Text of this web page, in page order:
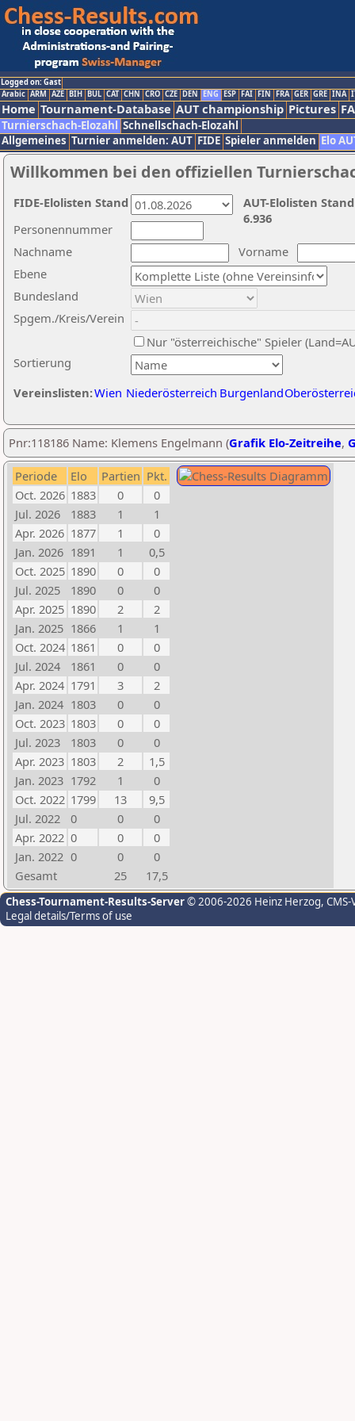
Logged on: Gast
Arabic ARM AZE BIH BUL CAT CHN CRO CZE DEN ENG ESP FAI FIN FRA GER GRE INA
Home Tournament-Database AUT championship Pictures
Turnierschach-Elozahl Schnellschach-Elozahl
Allgemeines Turnier anmelden: AUT FIDE Spieler anmelden Elo
Willkommen bei den offiziellen
Nachname
Vorname
Ebene
Sortierung
Personennummer
Bundesland
Spgem./Kreis/Verein
Nur "österreichische" Spieler
Vereinslisten:Wien Niederösterreich Burgenland
AUT-Elolisten
6.936
FIDE-Elolisten Stand
Pnr:118186 Name: Klemens Engelmann (Grafik Elo-Zeitreihe,
Periode Elo Partien Pkt.
Oct. 2026 1883 0
0
Jul. 2026
1883 1
1
Apr. 2026 1877 1
0
Jan. 2026 1891 1
0,5
Oct. 2025 1890 0
0
Jul. 2025
1890 0
0
Apr. 2025 1890 2
2
Jan. 2025 1866 1
1
Oct. 2024 1861 0
0
Jul. 2024
1861 0
0
Apr. 2024 1791 3
2
Jan. 2024 1803 0
0
Oct. 2023 1803 0
0
Jul. 2023
1803 0
0
Apr. 2023 1803 2
1,5
Jan. 2023 1792 1
0
Oct. 2022 1799 13
9,5
Jul. 2022
0 0
0
Apr. 2022 0 0
0
Jan. 2022 0 0
0
Gesamt
25 17,5
Chess-Tournament-Results-Server© 2006-2026 Heinz Herzog,
Legal details/Terms of use